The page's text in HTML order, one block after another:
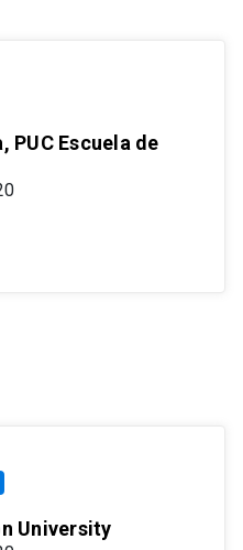
PUC Escuela de
University